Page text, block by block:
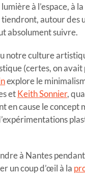
à l’espace, à
autour des
absolument suivre.
notre culture
(certes, on
explore le
etKeith Sonnier,
en cause le concept
à Nantes
un coup d’œil à la